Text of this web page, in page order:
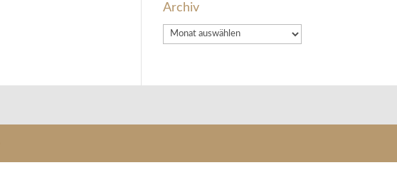
Archiv
Archiv